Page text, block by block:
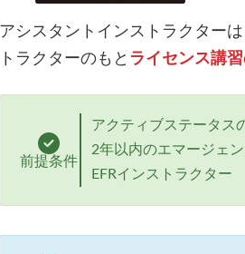
アシスタントインストラクター
トラクターのもと ライセンス講
前提条件
アクティブステータス
2年以内のエマージェ
EFRインストラクター